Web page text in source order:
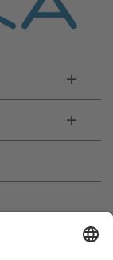
+
+